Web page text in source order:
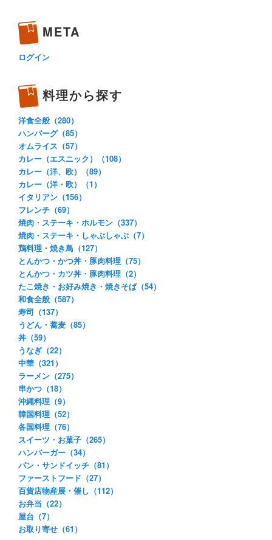
META
ログイン
料理から探す
洋食全般（280）
ハンバーグ（85）
オムライス（57）
カレー（エスニック）（108）
カレー（洋、欧）（89）
カレー（洋・欧）（1）
イタリアン（156）
フレンチ（69）
焼肉・ステーキ・ホルモン（337）
焼肉・ステーキ・しゃぶしゃぶ（7）
鶏料理・焼き鳥（127）
とんかつ・かつ丼・豚肉料理（75）
とんかつ・カツ丼・豚肉料理（2）
たこ焼き・お好み焼き・焼きそば（54）
和食全般（587）
寿司（137）
うどん・蕎麦（85）
丼（59）
うなぎ（22）
中華（321）
ラーメン（275）
串かつ（18）
沖縄料理（9）
韓国料理（52）
各国料理（76）
スイーツ・お菓子（265）
ハンバーガー（34）
パン・サンドイッチ（81）
ファーストフード（27）
百貨店物産展・催し（112）
お弁当（22）
屋台（7）
お取り寄せ（61）